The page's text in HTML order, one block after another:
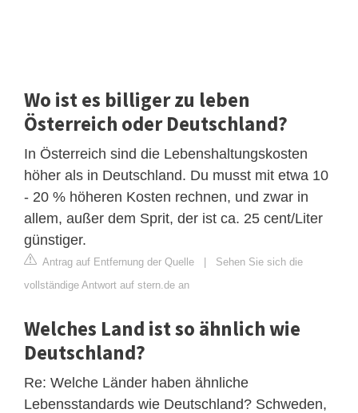
Wo ist es billiger zu leben
Österreich oder Deutschland?
In Österreich sind die Lebenshaltungskosten
höher als in Deutschland. Du musst mit etwa 10
- 20 % höheren Kosten rechnen, und zwar in
allem, außer dem Sprit, der ist ca. 25 cent/Liter
günstiger.
Antrag auf Entfernung der Quelle | Sehen Sie sich die
vollständige Antwort auf stern.de an
Welches Land ist so ähnlich wie
Deutschland?
Re: Welche Länder haben ähnliche
Lebensstandards wie Deutschland? Schweden,